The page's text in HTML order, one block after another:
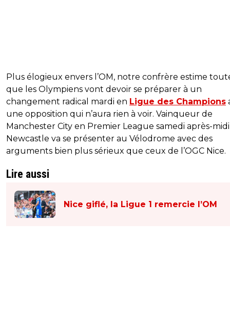
Plus élogieux envers l’OM, notre confrère estime
que les Olympiens vont devoir se préparer à un
changement radical mardi en Ligue des Champions
une opposition qui n’aura rien à voir. Vainqueur de
Manchester City en Premier League samedi après-
Newcastle va se présenter au Vélodrome avec des
arguments bien plus sérieux que ceux de l’OGC Nice.
Lire aussi
Nice giflé, la Ligue 1 remercie l’OM